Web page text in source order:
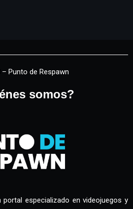
Punto de Respawn
somos?
especializado en videojuegos y